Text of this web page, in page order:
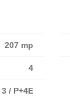
207 mp
4
3 / P+4E